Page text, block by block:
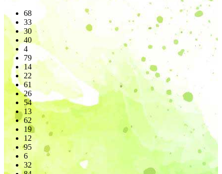
68
33
30
40
4
79
14
22
61
26
54
13
62
19
12
95
6
32